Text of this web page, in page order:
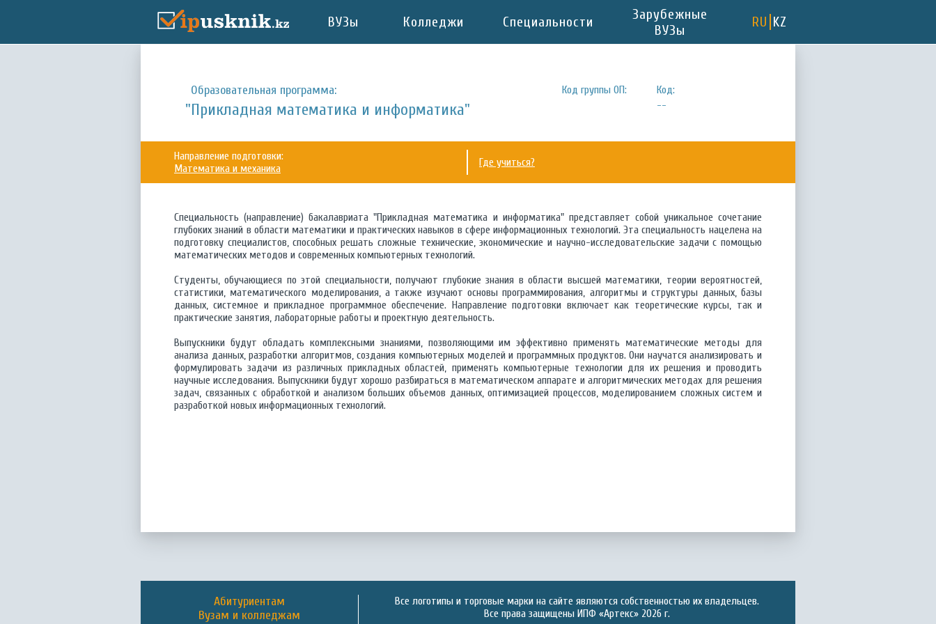
ВУЗы Колледжи Специальности
Зарубежные
ВУЗы
RU KZ
Образовательная программа:
"Прикладная математика и информатика"
Код группы ОП:
Код:
--
Направление подготовки:
Математика и механика
Где учиться?
Специальность (направление) бакалавриата "Прикладная математика и информатика" представляет собой уникальное сочетание
глубоких знаний в области математики и практических навыков в сфере информационных технологий. Эта специальность нацелена на
подготовку специалистов, способных решать сложные технические, экономические и научно-исследовательские задачи с помощью
математических методов и современных компьютерных технологий.
Студенты, обучающиеся по этой специальности, получают глубокие знания в области высшей математики, теории вероятностей,
статистики, математического моделирования, а также изучают основы программирования, алгоритмы и структуры данных, базы
данных, системное и прикладное программное обеспечение. Направление подготовки включает как теоретические курсы, так и
практические занятия, лабораторные работы и проектную деятельность.
Выпускники будут обладать комплексными знаниями, позволяющими им эффективно применять математические методы для
анализа данных, разработки алгоритмов, создания компьютерных моделей и программных продуктов. Они научатся анализировать и
формулировать задачи из различных прикладных областей, применять компьютерные технологии для их решения и проводить
научные исследования. Выпускники будут хорошо разбираться в математическом аппарате и алгоритмических методах для решения
задач, связанных с обработкой и анализом больших объемов данных, оптимизацией процессов, моделированием сложных систем и
разработкой новых информационных технологий.
Абитуриентам
Вузам и колледжам
Все логотипы и торговые марки на сайте являются собственностью их владельцев.
Все права защищены ИПФ «Артекс» 2026 г.